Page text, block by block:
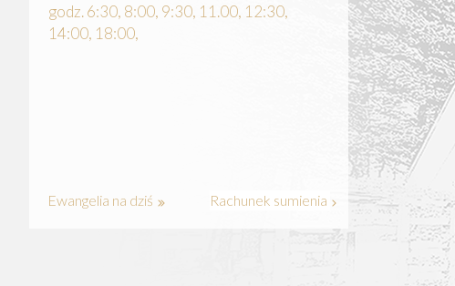
godz. 6:30, 8:00, 9:30, 11.00, 12:30,
14:00, 18:00,
Ewangelia na dziś Rachunek sumienia